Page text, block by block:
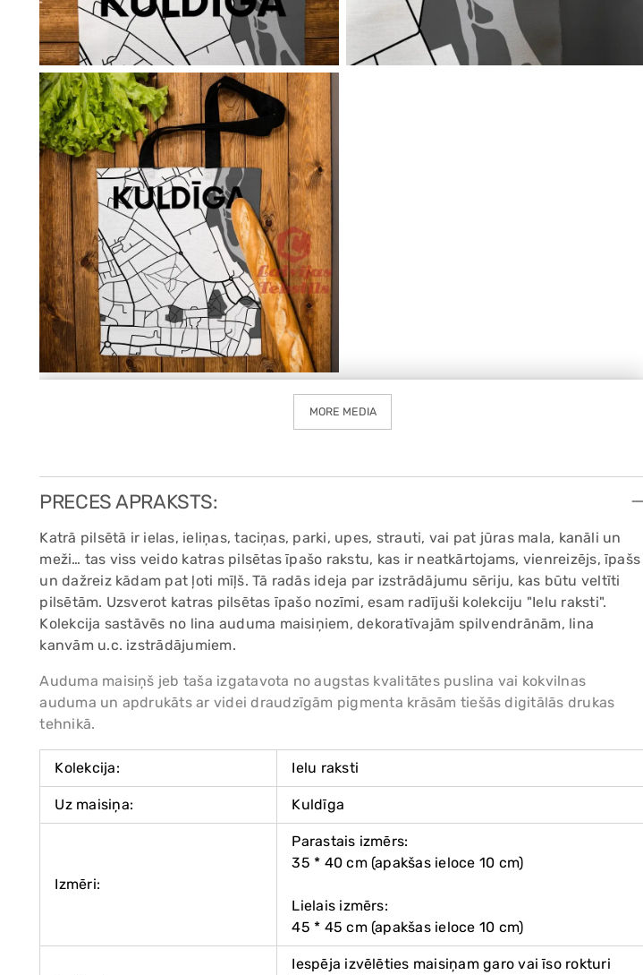
MORE MEDIA
PRECES APRAKSTS:
Katrā pilsētā ir ielas, ieliņas, taciņas, parki, upes, strauti, vai pat jūras mala, kanāli un
meži… tas viss veido katras pilsētas īpašo rakstu, kas ir neatkārtojams, vienreizējs, īpašs
un dažreiz kādam pat ļoti mīļš. Tā radās ideja par izstrādājumu sēriju, kas būtu veltīti
pilsētām. Uzsverot katras pilsētas īpašo nozīmi, esam radījuši kolekciju "Ielu raksti".
Kolekcija sastāvēs no lina auduma maisiņiem, dekoratīvajām spilvendrānām, lina
kanvām u.c. izstrādājumiem.
Auduma maisiņš jeb taša izgatavota no augstas kvalitātes puslina vai kokvilnas
auduma un apdrukāts ar videi draudzīgām pigmenta krāsām tiešās digitālās drukas
tehnikā.
Kolekcija: Ielu raksti
Uz maisiņa: Kuldīga
Izmēri:
Parastais izmērs:
35 * 40 cm (apakšas ieloce 10 cm)
Lielais izmērs:
45 * 45 cm (apakšas ieloce 10 cm)
Iespēja izvēlēties maisiņam garo vai īso rokturi